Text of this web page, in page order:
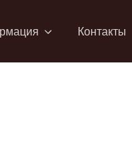
Контакты